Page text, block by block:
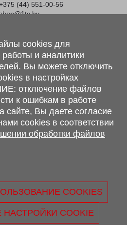
(44) 551-00-56
ул. Мира, 20А,
108 В, 224701
вся предоставленная на сайте
технических
а также стоимости и
носит информационный характер и
определяемой п.2 ст.407
Беларусь.
данных
файлов cookie.
№290667530 выдано 02.02.2009
Ленинского р-на г. Бреста
cookies для
и аналитики
Вы можете отключить
в настройках
отключение файлов
к ошибкам в работе
сайте, Вы даете согласие
cookies в соответствии
обработки файлов
COOKIES
COOKIE